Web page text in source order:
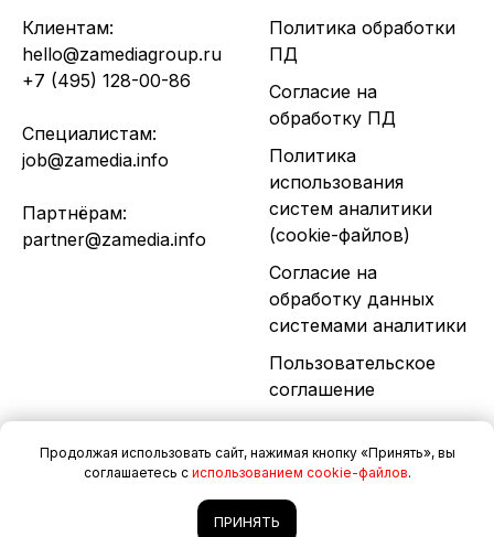
Клиентам:
hello@zamediagroup.ru
+7 (495) 128-00-86
Специалистам:
job@zamedia.info
Партнёрам:
partner@zamedia.info
Политика обработки
ПД
Согласие на
обработку ПД
Политика
использования
систем аналитики
(cookie-файлов)
Согласие на
обработку данных
системами аналитики
Пользовательское
соглашение
© 2026. Все права
защищены.
Разработка сайта
Продолжая использовать сайт, нажимая кнопку «Принять», вы
соглашаетесь с использованием cookie-файлов.
ПРИНЯТЬ